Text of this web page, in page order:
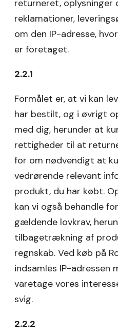
returneret, oplysninger
reklamationer,
om den IP-adresse,
er foretaget.
2.2.1
Formålet er, at vi kan
har bestilt, og i øvrigt
med dig, herunder at
rettigheder til at
for om nødvendigt at
vedrørende relevant
produkt, du har købt.
kan vi også behandle
gældende lovkrav,
tilbagetrækning af
regnskab. Ved køb på
indsamles IP-adressen
varetage vores
svig.
2.2.2